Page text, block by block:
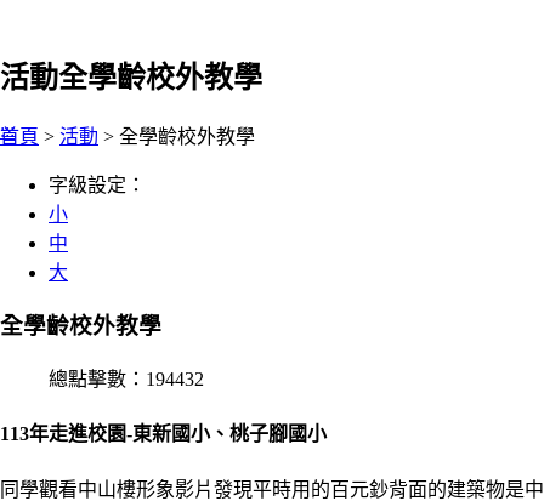
活動全學齡校外教學
:::
首頁 > 活動 > 全學齡校外教學
字級設定：
小
中
大
全學齡校外教學
總點擊數：194432
113年走進校園-東新國小、桃子腳國小
同學觀看中山樓形象影片發現平時用的百元鈔背面的建築物是中